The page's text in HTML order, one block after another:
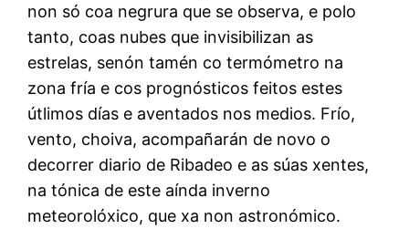
non só coa negrura que se observa, e polo
tanto, coas nubes que invisibilizan as
estrelas, senón tamén co termómetro na
zona fría e cos prognósticos feitos estes
útlimos días e aventados nos medios. Frío,
vento, choiva, acompañarán de novo o
decorrer diario de Ribadeo e as súas xentes,
na tónica de este aínda inverno
meteorolóxico, que xa non astronómico.